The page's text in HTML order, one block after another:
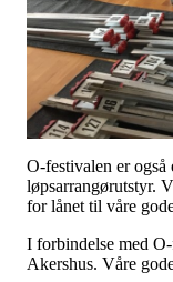
O-festivalen er også
løpsarrangørutstyr.
for lånet til våre
I forbindelse med
Akershus. Våre